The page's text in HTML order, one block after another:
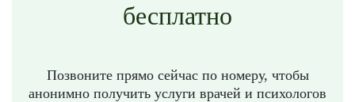
бесплатно
Позвоните прямо сейчас по номеру, чтобы
анонимно получить услуги врачей и психологов